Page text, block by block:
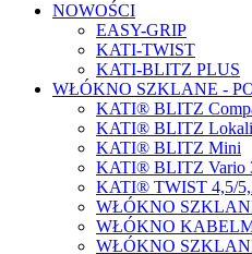
NOWOŚCI
EASY-GRIP
KATI-TWIST
KATI-BLITZ PLUS
WŁÓKNO SZKLANE -
KATI® BLITZ
KATI® BLITZ
KATI® BLITZ Mini
KATI® BLITZ Vario
KATI® TWIST 4,5/
WŁÓKNO
WŁÓKNO
WŁÓKNO